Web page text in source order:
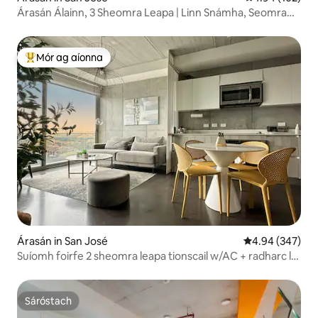
Árasán Álainn, 3 Sheomra Leapa | Linn Snámha, Seomra
An-mhór ag aíonna
Mór ag aíonna
Árasán in San José Meánrátáil
4.94 (347)
Suíomh foirfe 2 sheomra leapa tionscail w/AC + radharc luí
Sáróstach
Sáróstach